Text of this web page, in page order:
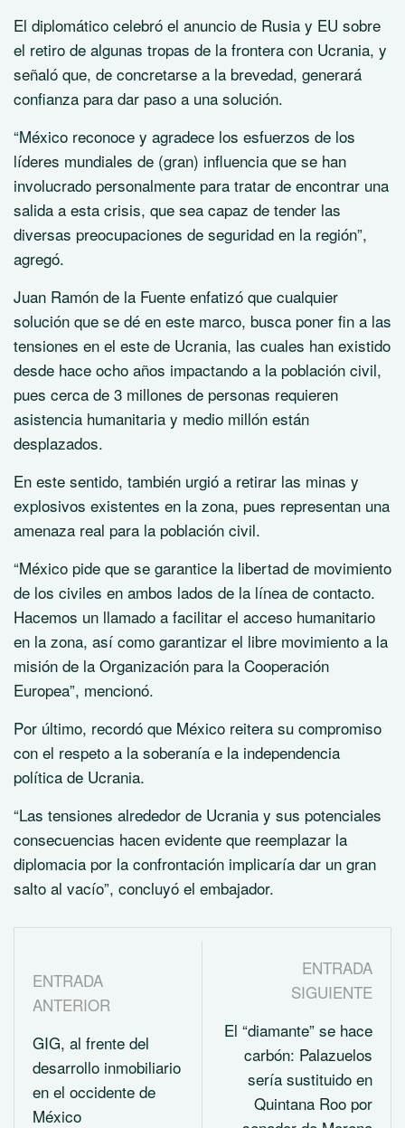
El diplomático celebró el anuncio de Rusia y EU sobre
el retiro de algunas tropas de la frontera con Ucrania, y
señaló que, de concretarse a la brevedad, generará
confianza para dar paso a una solución.
“México reconoce y agradece los esfuerzos de los
líderes mundiales de (gran) influencia que se han
involucrado personalmente para tratar de encontrar una
salida a esta crisis, que sea capaz de tender las
diversas preocupaciones de seguridad en la región”,
agregó.
Juan Ramón de la Fuente enfatizó que cualquier
solución que se dé en este marco, busca poner fin a las
tensiones en el este de Ucrania, las cuales han existido
desde hace ocho años impactando a la población civil,
pues cerca de 3 millones de personas requieren
asistencia humanitaria y medio millón están
desplazados.
En este sentido, también urgió a retirar las minas y
explosivos existentes en la zona, pues representan una
amenaza real para la población civil.
“México pide que se garantice la libertad de movimiento
de los civiles en ambos lados de la línea de contacto.
Hacemos un llamado a facilitar el acceso humanitario
en la zona, así como garantizar el libre movimiento a la
misión de la Organización para la Cooperación
Europea”, mencionó.
Por último, recordó que México reitera su compromiso
con el respeto a la soberanía e la independencia
política de Ucrania.
“Las tensiones alrededor de Ucrania y sus potenciales
consecuencias hacen evidente que reemplazar la
diplomacia por la confrontación implicaría dar un gran
salto al vacío”, concluyó el embajador.
ENTRADA
ANTERIOR
GIG, al frente del
desarrollo inmobiliario
en el occidente de
México
ENTRADA
SIGUIENTE
El “diamante” se hace
carbón: Palazuelos
sería sustituido en
Quintana Roo por